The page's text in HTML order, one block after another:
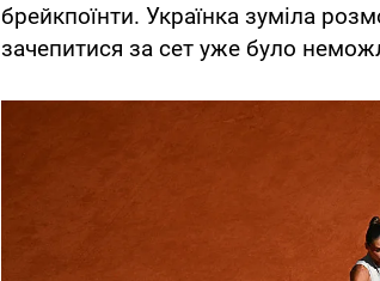
брейкпоїнти. Українка зуміла
зачепитися за сет уже було